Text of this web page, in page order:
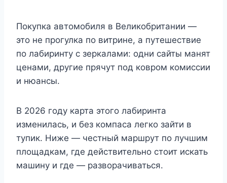
Покупка автомобиля в Великобритании —
это не прогулка по витрине, а путешествие
по лабиринту с зеркалами: одни сайты манят
ценами, другие прячут под ковром комиссии
и нюансы.
В 2026 году карта этого лабиринта
изменилась, и без компаса легко зайти в
тупик. Ниже — честный маршрут по лучшим
площадкам, где действительно стоит искать
машину и где — разворачиваться.